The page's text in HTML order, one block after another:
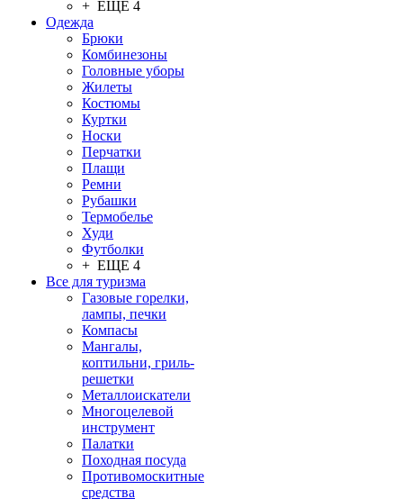
+ ЕЩЕ 4
Одежда
Брюки
Комбинезоны
Головные уборы
Жилеты
Костюмы
Куртки
Носки
Перчатки
Плащи
Ремни
Рубашки
Термобелье
Худи
Футболки
+ ЕЩЕ 4
Все для туризма
Газовые горелки,
лампы, печки
Компасы
Мангалы,
коптильни, гриль-
решетки
Металлоискатели
Многоцелевой
инструмент
Палатки
Походная посуда
Противомоскитные
средства